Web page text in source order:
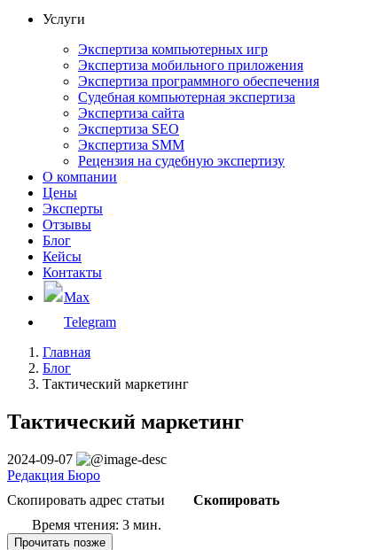
Услуги
Экспертиза компьютерных игр
Экспертиза мобильного приложения
Экспертиза программного обеспечения
Судебная компьютерная экспертиза
Экспертиза сайта
Экспертиза SEO
Экспертиза SMM
Рецензия на судебную экспертизу
О компании
Цены
Эксперты
Отзывы
Блог
Кейсы
Контакты
Max
Telegram
Главная
Блог
Тактический маркетинг
Тактический маркетинг
2024-09-07
Редакция Бюро
Скопировать адрес статьи
Скопировать
Время чтения: 3 мин.
Прочитать позже